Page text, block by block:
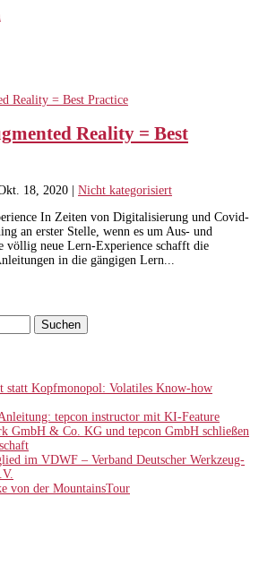
Reality = Best
18, 2020
Nicht kategorisiert
In Zeiten von Digitalisierung und Covid-
an erster Stelle, wenn es um Aus- und
völlig neue Lern-Experience schafft die
in die gängigen Lern...
statt Kopfmonopol: Volatiles Know-how
tepcon instructor mit KI-Feature
GmbH & Co. KG und tepcon GmbH schließen
im VDWF – Verband Deutscher Werkzeug-
von der MountainsTour